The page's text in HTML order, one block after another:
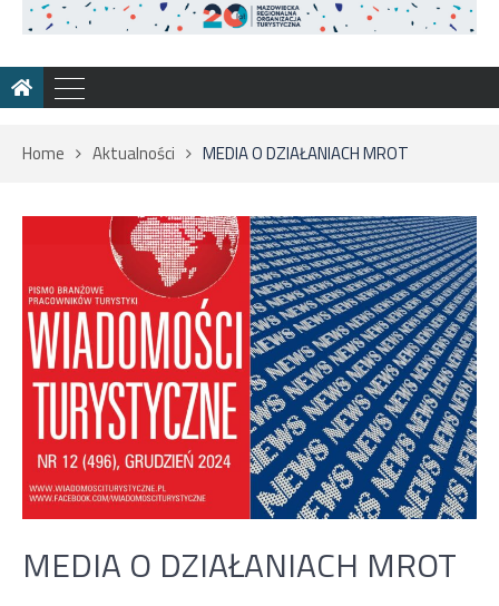
Home Aktualności MEDIA O DZIAŁANIACH MROT
MEDIA O DZIAŁANIACH MROT